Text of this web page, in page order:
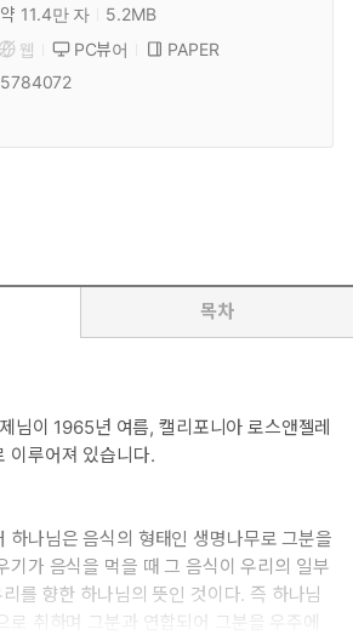
약 11.4만 자
5.2MB
웹 PC뷰어
PAPER
목차
님이 1965년 여름, 캘리포니아 로스앤젤레
이루어져 있습니다.
하나님은 음식의 형태인 생명나무로 그분을
기가 음식을 먹을 때 그 음식이 우리의 일부
를 향한 하나님의 뜻인 것이다. 즉 하나님
로 취하며 그분과 연합되어 그분을 우주에